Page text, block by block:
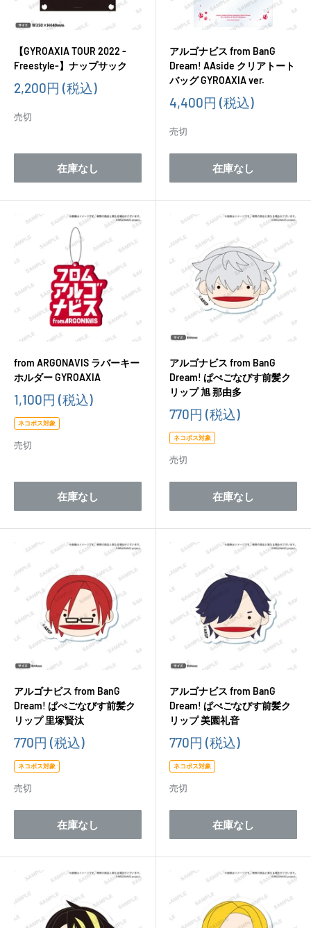
【GYROAXIA TOUR 2022 -
Freestyle-】ナップサック
販
価
格
2,200円 (税込)
売切
在庫なし
アルゴナビス from BanG
Dream! AAside クリアトート
バッグ GYROAXIA ver.
販
価
格
4,400円 (税込)
売切
在庫なし
from ARGONAVIS ラバーキー
ホルダー GYROAXIA
販
価
格
1,100円 (税込)
ネコポス対象
売切
在庫なし
アルゴナビス from BanG
Dream! ぱぺごなびす前髪ク
リップ 旭 那由多
販
価
格
770円 (税込)
ネコポス対象
売切
在庫なし
アルゴナビス from BanG
Dream! ぱぺごなびす前髪ク
リップ 里塚賢汰
販
価
格
770円 (税込)
ネコポス対象
売切
在庫なし
アルゴナビス from BanG
Dream! ぱぺごなびす前髪ク
リップ 美園礼音
販
価
格
770円 (税込)
ネコポス対象
売切
在庫なし